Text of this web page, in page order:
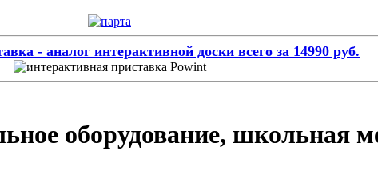
- аналог интерактивной доски всего за 14990 руб.
оборудование, школьная